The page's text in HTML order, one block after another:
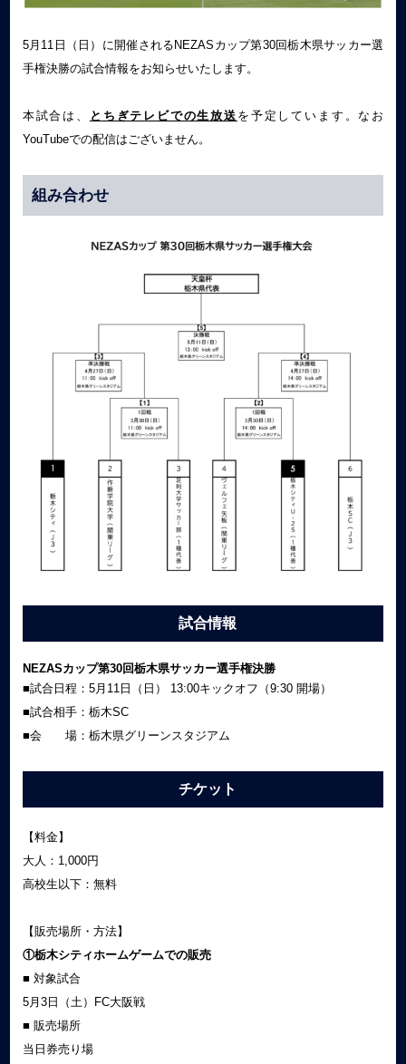
5月11日（日）に開催されるNEZASカップ第30回栃木県サッカー選
手権決勝の試合情報をお知らせいたします。
本試合は、 とちぎテレビでの生放送 を予定しています。なお
YouTubeでの配信はございません。
組み合わせ
試合情報
NEZASカップ第30回栃木県サッカー選手権決勝
■試合日程：5月11日（日） 13:00キックオフ（9:30 開場）
■試合相手：栃木SC
■会 場：栃木県グリーンスタジアム
チケット
【料金】
大人：1,000円
高校生以下：無料
【販売場所・方法】
①栃木シティホームゲームでの販売
■ 対象試合
5月3日（土）FC大阪戦
■ 販売場所
当日券売り場